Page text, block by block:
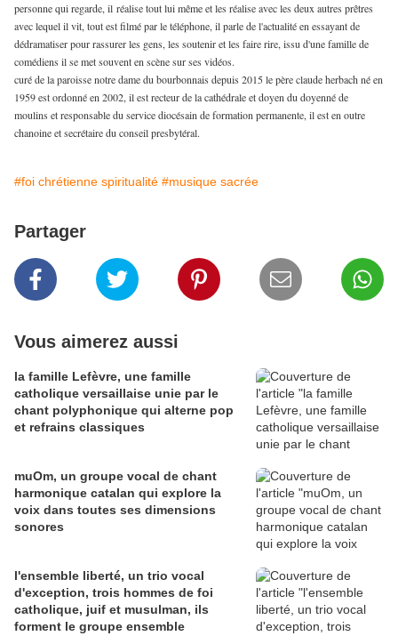
personne qui regarde, il réalise tout lui même et les réalise avec les deux autres prêtres
avec lequel il vit, tout est filmé par le téléphone, il parle de l'actualité en essayant de
dédramatiser pour rassurer les gens, les soutenir et les faire rire, issu d'une famille de
comédiens il se met souvent en scène sur ses vidéos.
curé de la paroisse notre dame du bourbonnais depuis 2015 le père claude herbach né en
1959 est ordonné en 2002, il est recteur de la cathédrale et doyen du doyenné de
moulins et responsable du service diocésain de formation permanente, il est en outre
chanoine et secrétaire du conseil presbytéral.
#foi chrétienne spiritualité #musique sacrée
Partager
Vous aimerez aussi
la famille Lefèvre, une famille
catholique versaillaise unie par le
chant polyphonique qui alterne pop
et refrains classiques
muOm, un groupe vocal de chant
harmonique catalan qui explore la
voix dans toutes ses dimensions
sonores
l'ensemble liberté, un trio vocal
d'exception, trois hommes de foi
catholique, juif et musulman, ils
forment le groupe ensemble